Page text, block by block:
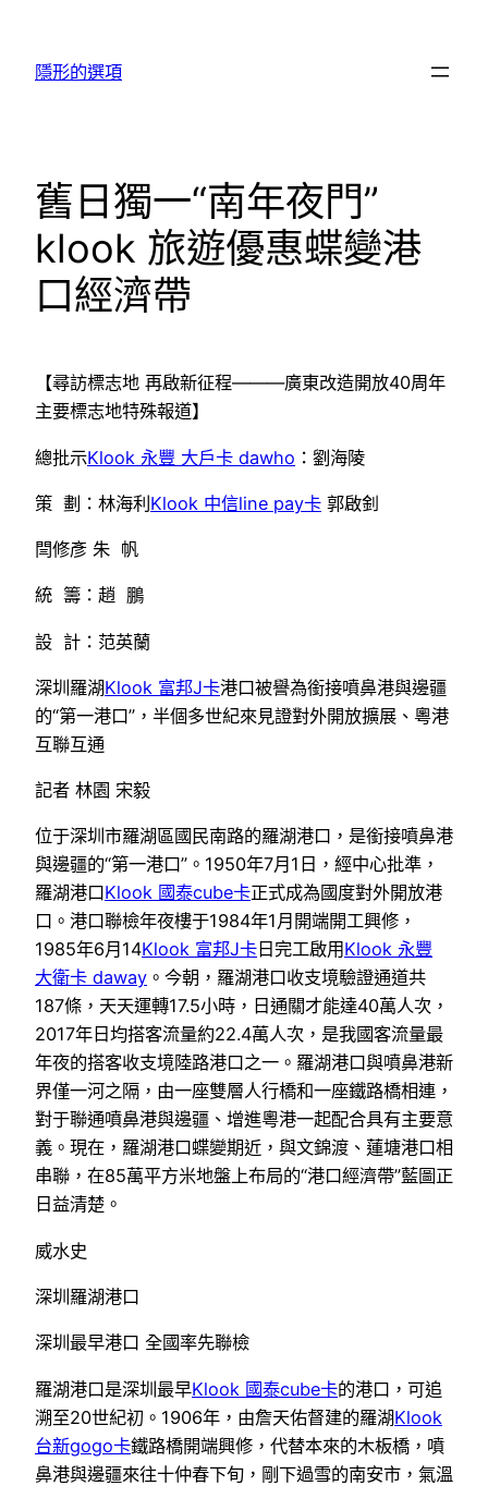
隱形的選項
舊日獨一“南年夜門”
klook 旅遊優惠蝶變港
口經濟帶
【尋訪標志地 再啟新征程———廣東改造開放40周年
主要標志地特殊報道】
總批示Klook 永豐 大戶卡 dawho ：劉海陵
策 劃：林海利Klook 中信line pay卡 郭啟釗
閆修彥 朱 帆
統 籌：趙 鵬
設 計：范英蘭
深圳羅湖Klook 富邦J卡港口被譽為銜接噴鼻港與邊疆
的“第一港口”，半個多世紀來見證對外開放擴展、粵港
互聯互通
記者 林園 宋毅
位于深圳市羅湖區國民南路的羅湖港口，是銜接噴鼻港
與邊疆的“第一港口”。1950年7月1日，經中心批準，
羅湖港口Klook 國泰cube卡正式成為國度對外開放港
口。港口聯檢年夜樓于1984年1月開端開工興修，
1985年6月14Klook 富邦J卡 日完工啟用Klook 永豐
大衛卡 daway 。今朝，羅湖港口收支境驗證通道共
187條，天天運轉17.5小時，日通關才能達40萬人次，
2017年日均搭客流量約22.4萬人次，是我國客流量最
年夜的搭客收支境陸路港口之一。羅湖港口與噴鼻港新
界僅一河之隔，由一座雙層人行橋和一座鐵路橋相連，
對于聯通噴鼻港與邊疆、增進粵港一起配合具有主要意
義。現在，羅湖港口蝶變期近，與文錦渡、蓮塘港口相
串聯，在85萬平方米地盤上布局的“港口經濟帶”藍圖正
日益清楚。
威水史
深圳羅湖港口
深圳最早港口 全國率先聯檢
羅湖港口是深圳最早Klook 國泰cube卡的港口，可追
溯至20世紀初。1906年，由詹天佑督建的羅湖Klook
台新gogo卡鐵路橋開端興修，代替本來的木板橋，噴
鼻港與邊疆來往十仲春下旬，剛下過雪的南安市，氣溫